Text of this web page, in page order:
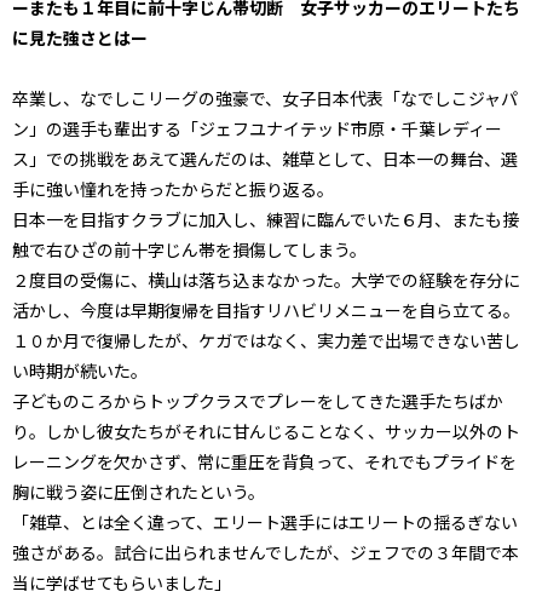
ーまたも１年目に前十字じん帯切断 女子サッカーのエリートたち
に見た強さとはー
卒業し、なでしこリーグの強豪で、女子日本代表「なでしこジャパ
ン」の選手も輩出する「ジェフユナイテッド市原・千葉レディー
ス」での挑戦をあえて選んだのは、雑草として、日本一の舞台、選
手に強い憧れを持ったからだと振り返る。
日本一を目指すクラブに加入し、練習に臨んでいた６月、またも接
触で右ひざの前十字じん帯を損傷してしまう。
２度目の受傷に、横山は落ち込まなかった。大学での経験を存分に
活かし、今度は早期復帰を目指すリハビリメニューを自ら立てる。
１０か月で復帰したが、ケガではなく、実力差で出場できない苦し
い時期が続いた。
子どものころからトップクラスでプレーをしてきた選手たちばか
り。しかし彼女たちがそれに甘んじることなく、サッカー以外のト
レーニングを欠かさず、常に重圧を背負って、それでもプライドを
胸に戦う姿に圧倒されたという。
「雑草、とは全く違って、エリート選手にはエリートの揺るぎない
強さがある。試合に出られませんでしたが、ジェフでの３年間で本
当に学ばせてもらいました」